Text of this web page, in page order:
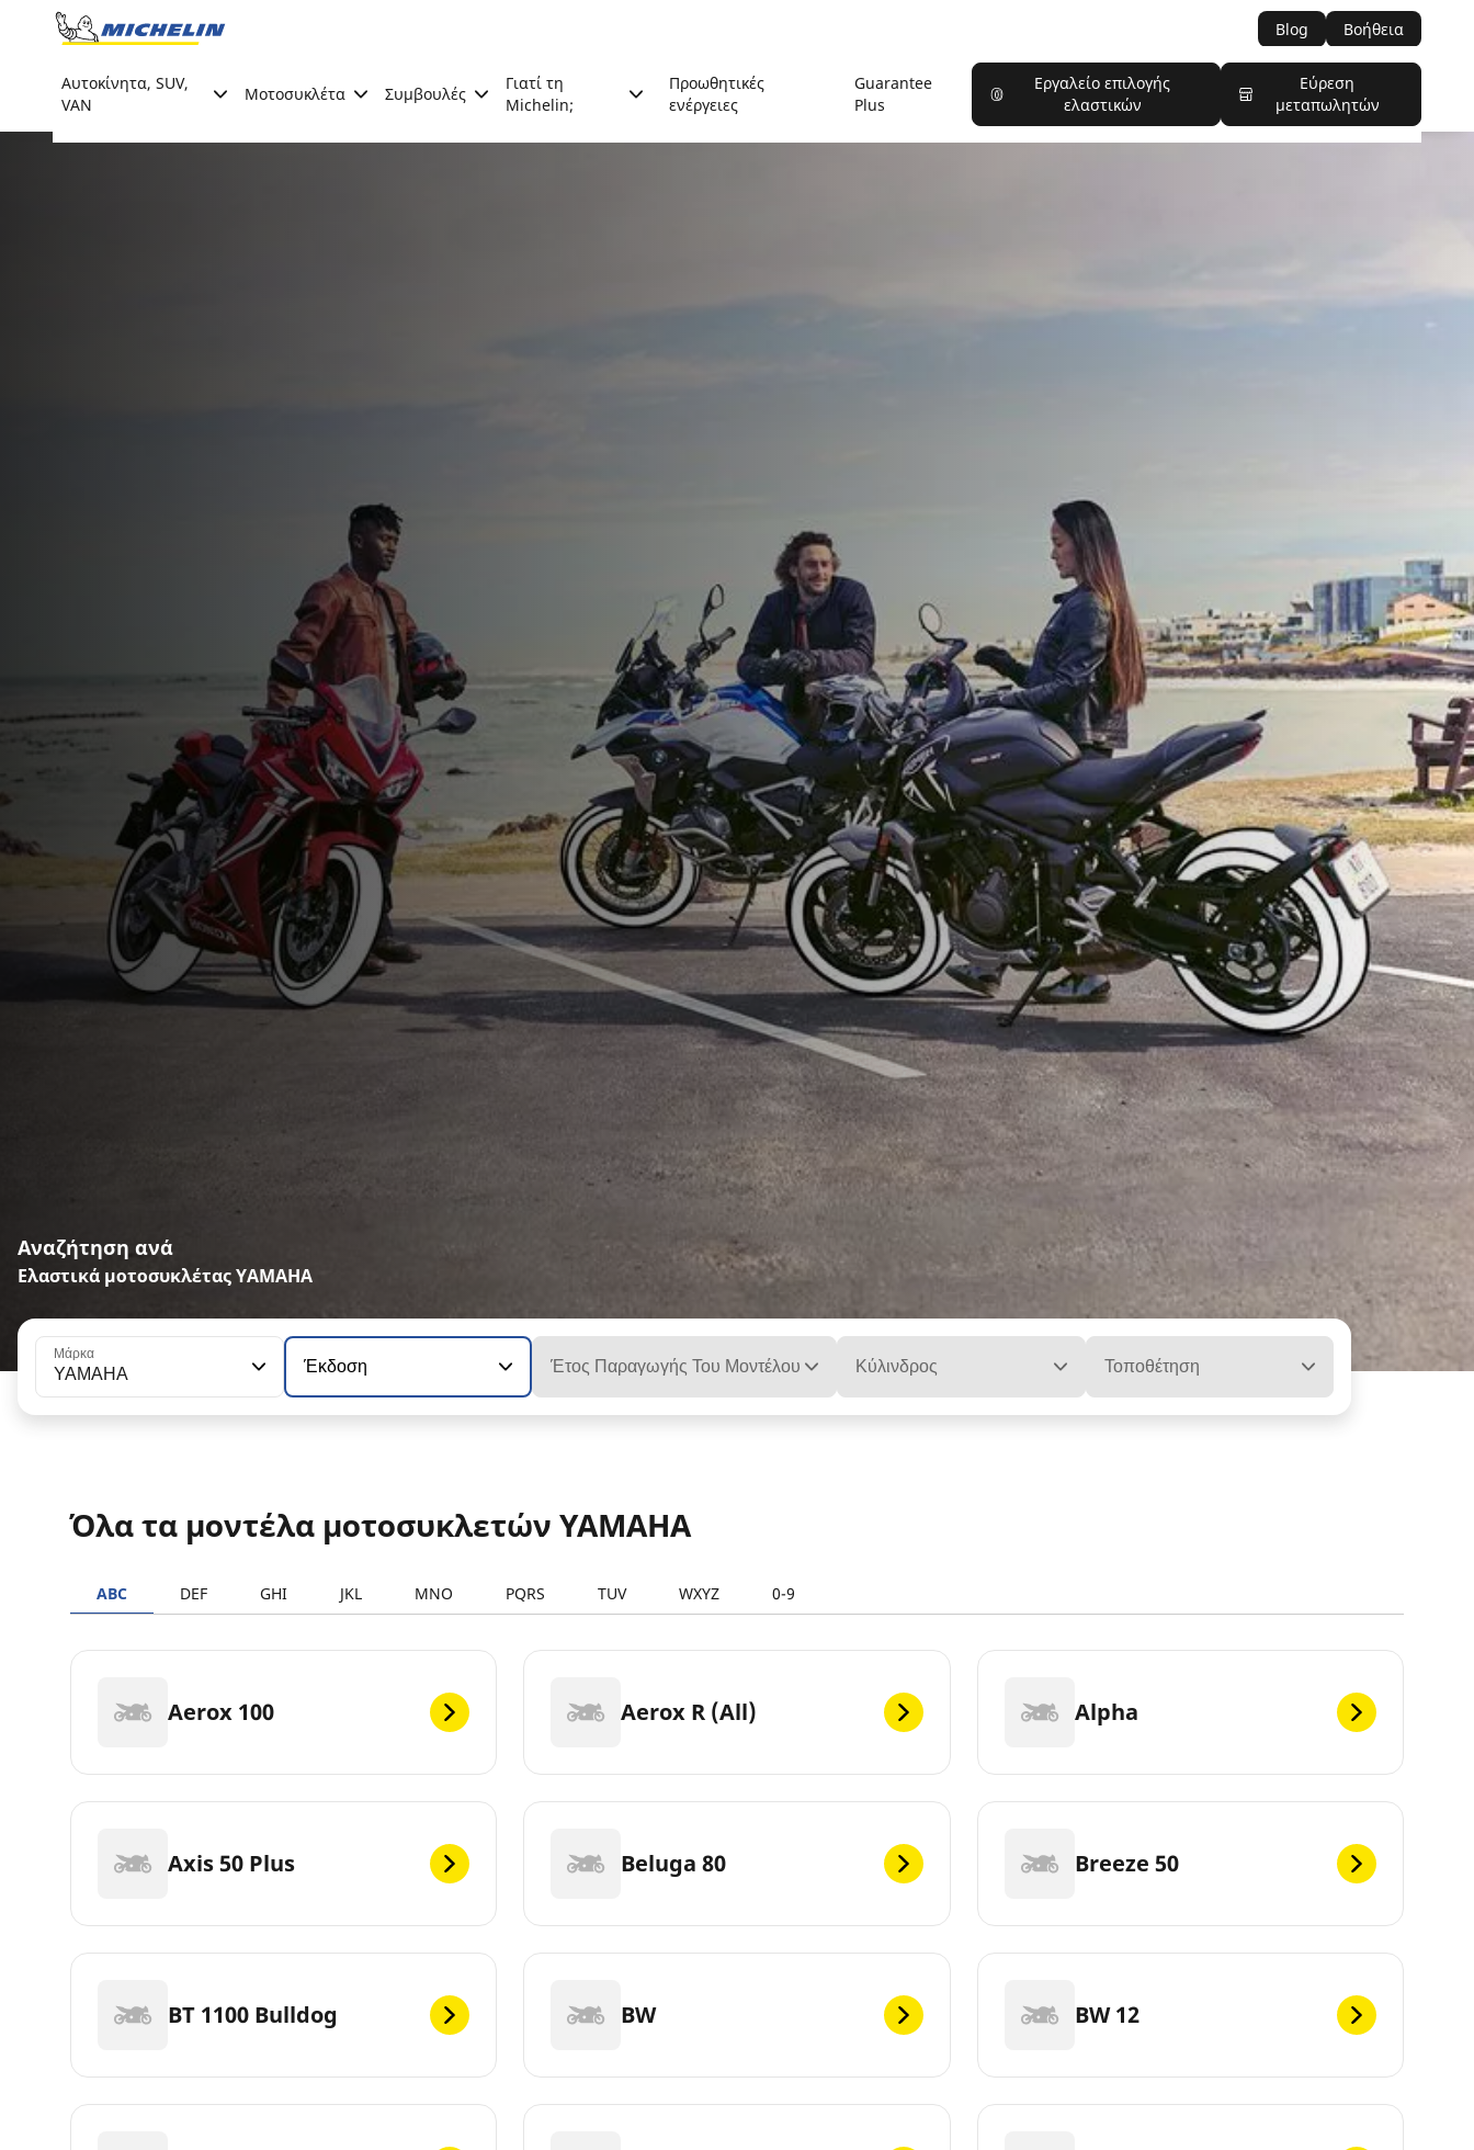
Go to page content
Blog Βοήθεια
Αυτοκίνητα, SUV,
VAN
Μοτοσυκλέτα Συμβουλές
Γιατί τη
Michelin;
Προωθητικές
ενέργειες
Guarantee
Plus
Εργαλείο επιλογής
ελαστικών
Εύρεση
μεταπωλητών
Αναζήτηση ανά
Ελαστικά μοτοσυκλέτας YAMAHA
Μάρκα
YAMAHA Έκδοση Έτος Παραγωγής Του Μοντέλου Κύλινδρος Τοποθέτηση
Όλα τα μοντέλα μοτοσυκλετών YAMAHA
ABC DEF GHI JKL MNO PQRS TUV WXYZ 0-9
Aerox 100 Aerox R (All) Alpha
Axis 50 Plus Beluga 80 Breeze 50
BT 1100 Bulldog BW BW 12